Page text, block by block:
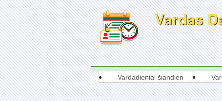
Vardas
Vardadieniai šiandien